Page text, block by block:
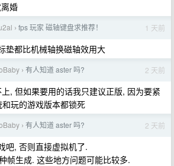
婚
› fps 玩家 磁轴键盘求推荐！ 1 天前
垫都比机械轴换磁轴效用大
› 有人知道 aster 吗? 2 天前
, 但如果要用的话我只建议正版, 因为要紧
玩的游戏版本都锁死
› 有人知道 aster 吗? 2 天前
吧, 否则直接虚拟机了.
帧生成. 这些地方问题可能比较多.